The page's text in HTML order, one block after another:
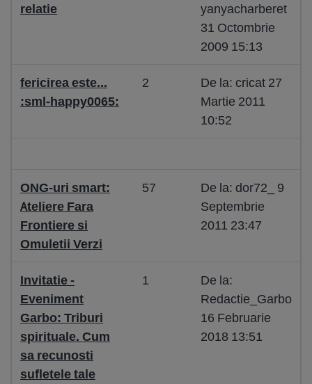
relatie
yanyacharberet
31 Octombrie
2009 15:13
fericirea este...
:sml-happy0065:
2
De la: cricat 27
Martie 2011
10:52
ONG-uri smart:
Ateliere Fara
Frontiere si
Omuletii Verzi
57
De la: dor72_ 9
Septembrie
2011 23:47
Invitatie -
Eveniment
Garbo: Triburi
spirituale. Cum
sa recunosti
sufletele tale
1
De la:
Redactie_Garbo
16 Februarie
2018 13:51